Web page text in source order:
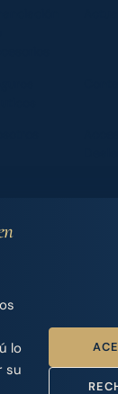
S.L.
de Crédito · Nº
lo
su